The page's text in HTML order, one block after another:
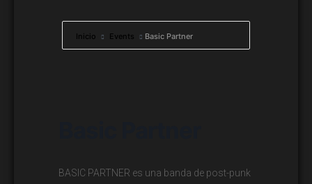
Inicio Events Basic Partner
BASIC PARTNER es una banda de post-punk